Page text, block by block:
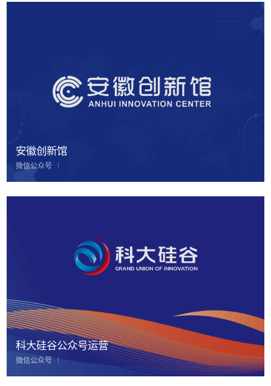
安徽创新馆
微信公众号
科大硅谷公众号运营
微信公众号